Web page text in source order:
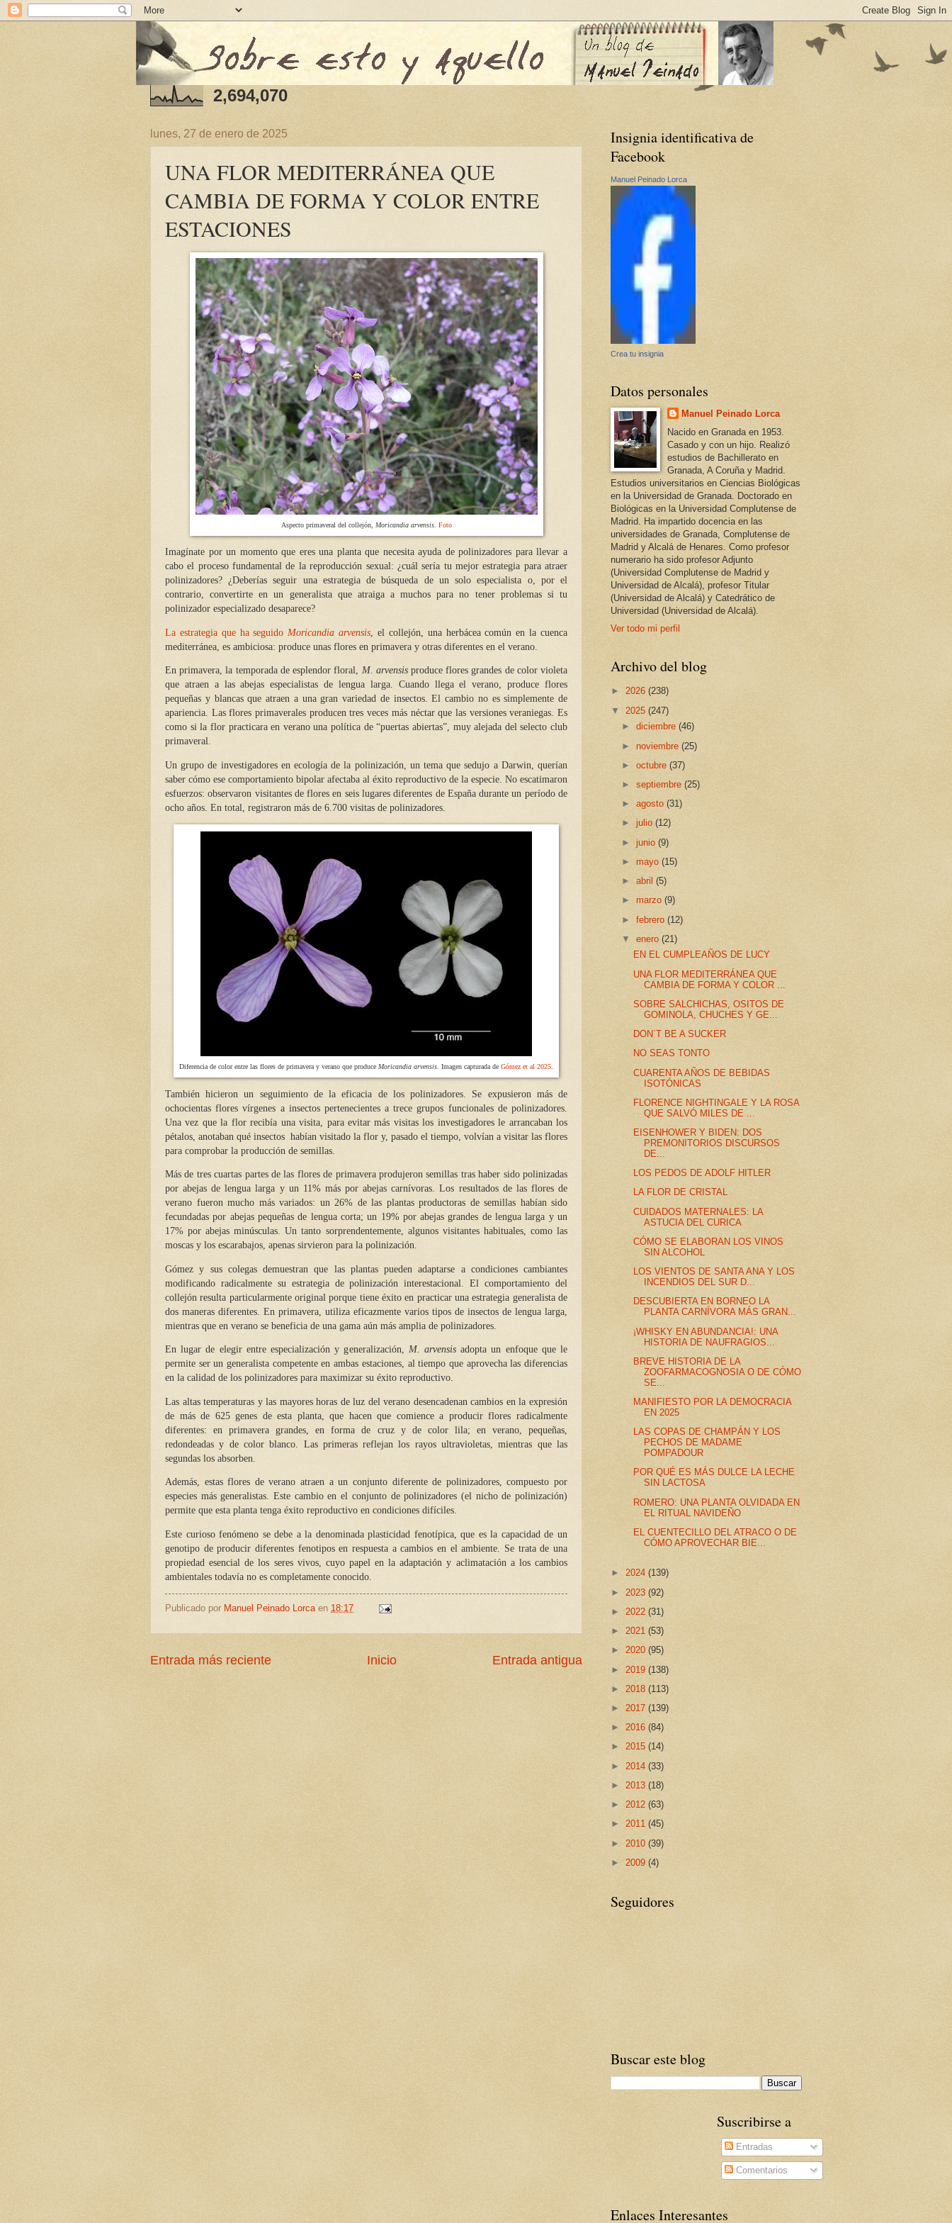
2,694,070
lunes, 27 de enero de 2025
UNA FLOR MEDITERRÁNEA QUE
CAMBIA DE FORMA Y COLOR ENTRE
ESTACIONES
Aspecto primaveral del collejón, Moricandia arvensis. Foto
Imagínate por un momento que eres una planta que necesita ayuda de polinizadores para llevar a
cabo el proceso fundamental de la reproducción sexual: ¿cuál sería tu mejor estrategia para atraer
polinizadores? ¿Deberías seguir una estrategia de búsqueda de un solo especialista o, por el
contrario, convertirte en un generalista que atraiga a muchos para no tener problemas si tu
polinizador especializado desaparece?
La estrategia que ha seguido Moricandia arvensis , el collejón, una herbácea común en la cuenca
mediterránea, es ambiciosa: produce unas flores en primavera y otras diferentes en el verano.
En primavera, la temporada de esplendor floral, M. arvensis produce flores grandes de color violeta
que atraen a las abejas especialistas de lengua larga. Cuando llega el verano, produce flores
pequeñas y blancas que atraen a una gran variedad de insectos. El cambio no es simplemente de
apariencia. Las flores primaverales producen tres veces más néctar que las versiones veraniegas. Es
como si la flor practicara en verano una política de “puertas abiertas”, muy alejada del selecto club
primaveral.
Un grupo de investigadores en ecología de la polinización, un tema que sedujo a Darwin, querían
saber cómo ese comportamiento bipolar afectaba al éxito reproductivo de la especie. No escatimaron
esfuerzos: observaron visitantes de flores en seis lugares diferentes de España durante un período de
ocho años. En total, registraron más de 6.700 visitas de polinizadores.
Diferencia de color entre las flores de primavera y verano que produce Moricandia arvensis . Imagen capturada de Gómez et al 2025
También hicieron un seguimiento de la eficacia de los polinizadores. Se expusieron más de
ochocientas flores vírgenes a insectos pertenecientes a trece grupos funcionales de polinizadores.
Una vez que la flor recibía una visita, para evitar más visitas los investigadores le arrancaban los
pétalos, anotaban qué insectos habían visitado la flor y, pasado el tiempo, volvían a visitar las flores
para comprobar la producción de semillas.
Más de tres cuartas partes de las flores de primavera produjeron semillas tras haber sido polinizadas
por abejas de lengua larga y un 11% más por abejas carnívoras. Los resultados de las flores de
verano fueron mucho más variados: un 26% de las plantas productoras de semillas habían sido
fecundadas por abejas pequeñas de lengua corta; un 19% por abejas grandes de lengua larga y un
17% por abejas minúsculas. Un tanto sorprendentemente, algunos visitantes habituales, como las
moscas y los escarabajos, apenas sirvieron para la polinización.
Gómez y sus colegas demuestran que las plantas pueden adaptarse a condiciones cambiantes
modificando radicalmente su estrategia de polinización interestacional. El comportamiento del
collejón resulta particularmente original porque tiene éxito en practicar una estrategia generalista de
dos maneras diferentes. En primavera, utiliza eficazmente varios tipos de insectos de lengua larga,
mientras que en verano se beneficia de una gama aún más amplia de polinizadores.
En lugar de elegir entre especialización y generalización, M. arvensisadopta un enfoque que le
permite ser un generalista competente en ambas estaciones, al tiempo que aprovecha las diferencias
en la calidad de los polinizadores para maximizar su éxito reproductivo.
Las altas temperaturas y las mayores horas de luz del verano desencadenan cambios en la expresión
de más de 625 genes de esta planta, que hacen que comience a producir flores radicalmente
diferentes: en primavera grandes, en forma de cruz y de color lila; en verano, pequeñas,
redondeadas y de color blanco. Las primeras reflejan los rayos ultravioletas, mientras que las
segundas los absorben.
Además, estas flores de verano atraen a un conjunto diferente de polinizadores, compuesto por
especies más generalistas. Este cambio en el conjunto de polinizadores (el nicho de polinización)
permite que esta planta tenga éxito reproductivo en condiciones difíciles.
Este curioso fenómeno se debe a la denominada plasticidad fenotípica, que es la capacidad de un
genotipo de producir diferentes fenotipos en respuesta a cambios en el ambiente. Se trata de una
propiedad esencial de los seres vivos, cuyo papel en la adaptación y aclimatación a los cambios
ambientales todavía no es completamente conocido.
Publicado por Manuel Peinado Lorca en 18:17
Entrada más reciente Entrada antigua
Inicio
Insignia identificativa de
Facebook
Manuel Peinado Lorca
Crea tu insignia
Datos personales
Manuel Peinado Lorca
Nacido en Granada en 1953.
Casado y con un hijo. Realizó
estudios de Bachillerato en
Granada, A Coruña y Madrid.
Estudios universitarios en Ciencias Biológicas
en la Universidad de Granada. Doctorado en
Biológicas en la Universidad Complutense de
Madrid. Ha impartido docencia en las
universidades de Granada, Complutense de
Madrid y Alcalá de Henares. Como profesor
numerario ha sido profesor Adjunto
(Universidad Complutense de Madrid y
Universidad de Alcalá), profesor Titular
(Universidad de Alcalá) y Catedrático de
Universidad (Universidad de Alcalá).
Ver todo mi perfil
Archivo del blog
► 2026 (238)
▼ 2025 (247)
►diciembre(46)
►noviembre(25)
►octubre(37)
►septiembre(25)
►agosto(31)
►julio(12)
►junio(9)
► mayo(15)
►abril(5)
►marzo(9)
►febrero(12)
▼enero(21)
EN EL CUMPLEAÑOS DE LUCY
UNA FLOR MEDITERRÁNEA QUE
CAMBIA DE FORMA Y COLOR ...
SOBRE SALCHICHAS, OSITOS DE
GOMINOLA, CHUCHES Y GE...
DON`T BE A SUCKER
NO SEAS TONTO
CUARENTA AÑOS DE BEBIDAS
ISOTÓNICAS
FLORENCE NIGHTINGALE Y LA ROSA
QUE SALVÓ MILES DE ...
EISENHOWER Y BIDEN: DOS
PREMONITORIOS DISCURSOS
DE...
LOS PEDOS DE ADOLF HITLER
LA FLOR DE CRISTAL
CUIDADOS MATERNALES: LA
ASTUCIA DEL CURICA
CÓMO SE ELABORAN LOS VINOS
SIN ALCOHOL
LOS VIENTOS DE SANTA ANA Y LOS
INCENDIOS DEL SUR D...
DESCUBIERTA EN BORNEO LA
PLANTA CARNÍVORA MÁS GRAN...
¡WHISKY EN ABUNDANCIA!: UNA
HISTORIA DE NAUFRAGIOS...
BREVE HISTORIA DE LA
ZOOFARMACOGNOSIA O DE CÓMO
SE...
MANIFIESTO POR LA DEMOCRACIA
EN 2025
LAS COPAS DE CHAMPÁN Y LOS
PECHOS DE MADAME
POMPADOUR
POR QUÉ ES MÁS DULCE LA LECHE
SIN LACTOSA
ROMERO: UNA PLANTA OLVIDADA EN
EL RITUAL NAVIDEÑO
EL CUENTECILLO DEL ATRACO O DE
CÓMO APROVECHAR BIE...
► 2024 (139)
► 2023 (92)
► 2022 (31)
► 2021 (53)
► 2020 (95)
► 2019 (138)
► 2018 (113)
► 2017 (139)
► 2016 (84)
► 2015 (14)
► 2014 (33)
► 2013 (18)
► 2012 (63)
► 2011 (45)
► 2010 (39)
► 2009 (4)
Seguidores
Buscar este blog
Suscribirse a
Entradas
Comentarios
Enlaces Interesantes